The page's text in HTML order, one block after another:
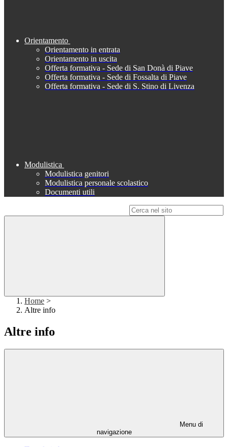
Orientamento
Orientamento in entrata
Orientamento in uscita
Offerta formativa - Sede di San Donà di Piave
Offerta formativa - Sede di Fossalta di Piave
Offerta formativa - Sede di S. Stino di Livenza
Modulistica
Modulistica genitori
Modulistica personale scolastico
Documenti utili
Home >
Altre info
Altre info
Menu di
navigazione